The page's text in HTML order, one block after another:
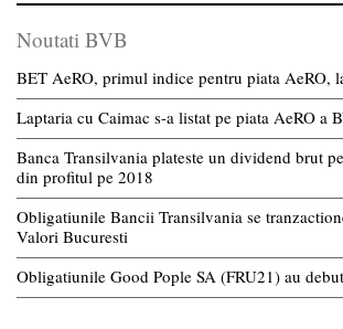
Noutati BVB
BET AeRO, primul indice pentru piata AeRO,
Laptaria cu Caimac s-a listat pe piata AeRO a
Banca Transilvania plateste un dividend brut
din profitul pe 2018
Obligatiunile Bancii Transilvania se
Valori Bucuresti
Obligatiunile Good Pople SA (FRU21) au